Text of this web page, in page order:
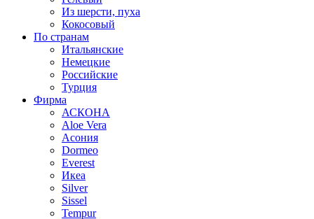
Из шерсти, пуха
Кокосовый
По странам
Итальянские
Немецкие
Российские
Турция
Фирма
АСКОНА
Aloe Vera
Асония
Dormeo
Everest
Икеа
Silver
Sissel
Tempur